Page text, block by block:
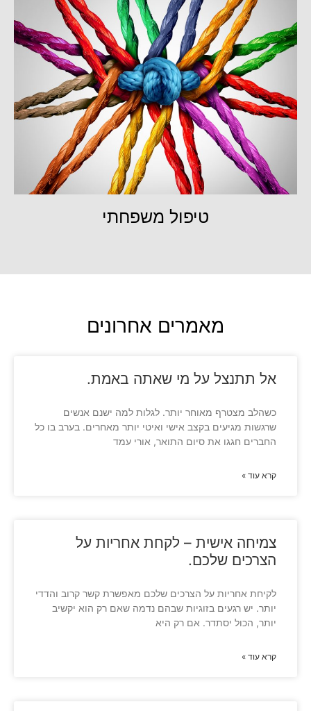
טיפול משפחתי
מאמרים אחרונים
אל תתנצל על מי שאתה באמת.
כשהלב מצטרף מאוחר יותר. לגלות למה ישנם אנשים
שרגשות מגיעים בקצב אישי ואיטי יותר מאחרים. בערב בו כל
החברים חגגו את סיום התואר, אורי עמד
קרא עוד »
צמיחה אישית – לקחת אחריות על
הצרכים שלכם.
לקיחת אחריות על הצרכים שלכם מאפשרת קשר קרוב והדדי
יותר. יש רגעים בזוגיות שבהם נדמה שאם רק הוא יקשיב
יותר, הכול יסתדר. אם רק היא
קרא עוד »